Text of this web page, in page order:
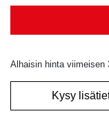
Alhaisin hinta viimeisen
Kysy